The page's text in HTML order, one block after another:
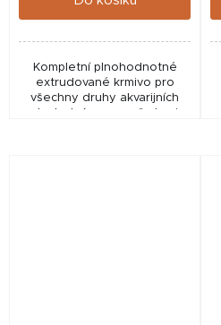
Kompletní plnohodnotné
extrudované krmivo pro
všechny druhy akvarijních
ryb. Jedná se o směs krmiv